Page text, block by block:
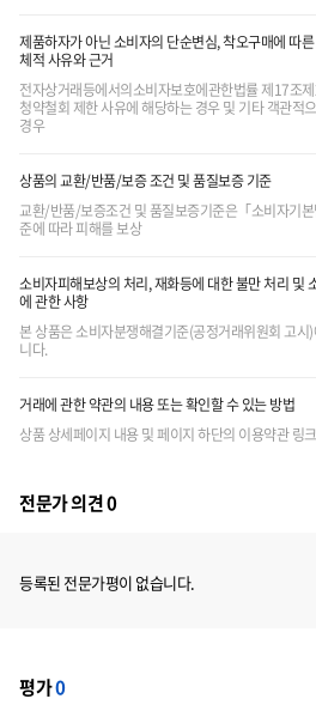
제품하자가 아닌 소비자의 단순변심, 착오구매에 따
체적 사유와 근거
전자상거래등에서의소비자보호에관한법률 제17조
청약철회 제한 사유에 해당하는 경우 및 기타 객관적
경우
상품의 교환/반품/보증 조건 및 품질보증 기준
교환/반품/보증조건 및 품질보증기준은「소비자기
준에 따라 피해를 보상
소비자피해보상의 처리, 재화등에 대한 불만 처리 및
에 관한 사항
본 상품은 소비자분쟁해결기준(공정거래위원회 고시
니다.
거래에 관한 약관의 내용 또는 확인할 수 있는 방법
상품 상세페이지 내용 및 페이지 하단의 이용약관 링
전문가 의견 0
등록된 전문가평이 없습니다.
평가0